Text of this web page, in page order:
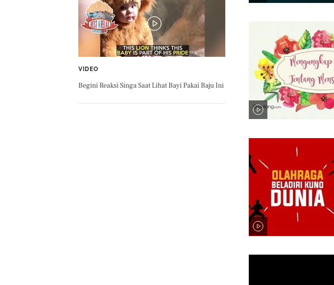
VIDEO
Begini Reaksi Singa Saat Lihat Bayi Pakai Baju Ini